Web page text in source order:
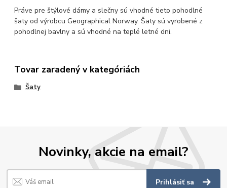
Práve pre štýlové dámy a slečny sú vhodné tieto pohodlné
šaty od výrobcu Geographical Norway. Šaty sú vyrobené z
pohodlnej bavlny a sú vhodné na teplé letné dni.
Tovar zaradený v kategóriách
Šaty
Novinky, akcie na email?
Prihlásiť sa